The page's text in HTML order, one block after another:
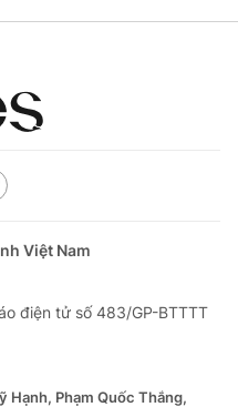
Việt Nam
điện tử số 483/GP-BTTTT
Hạnh, Phạm Quốc Thắng,